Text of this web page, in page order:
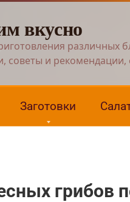
вкусно
различных
советы и
Заготовки
грибов